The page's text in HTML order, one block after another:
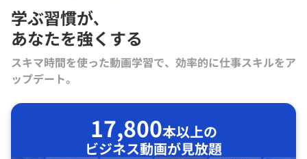
学ぶ習慣が､
あなたを強くする
スキマ時間を使った動画学習で、効率的に仕事スキルをア
ップデート。
17,800本以上の
ビジネス動画が見放題